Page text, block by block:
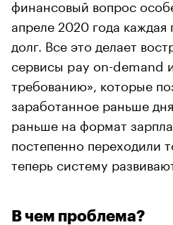
финансовый вопрос
апреле 2020 года каждая
долг. Все это делает
сервисы pay on-demand
требованию», которые
заработанное раньше
раньше на формат
постепенно переходили
теперь систему
В чем проблема?